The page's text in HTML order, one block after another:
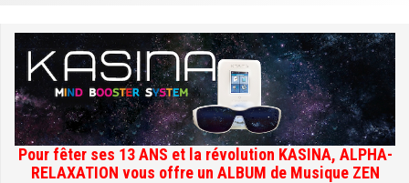
Pour fêter ses 13 ANS et la révolution KASINA, ALPHA-
RELAXATION vous offre un ALBUM de Musique ZEN